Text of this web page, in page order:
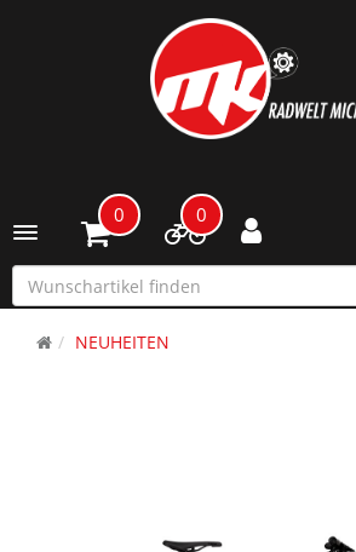
Toggle navigation
0 0
NEUHEITEN